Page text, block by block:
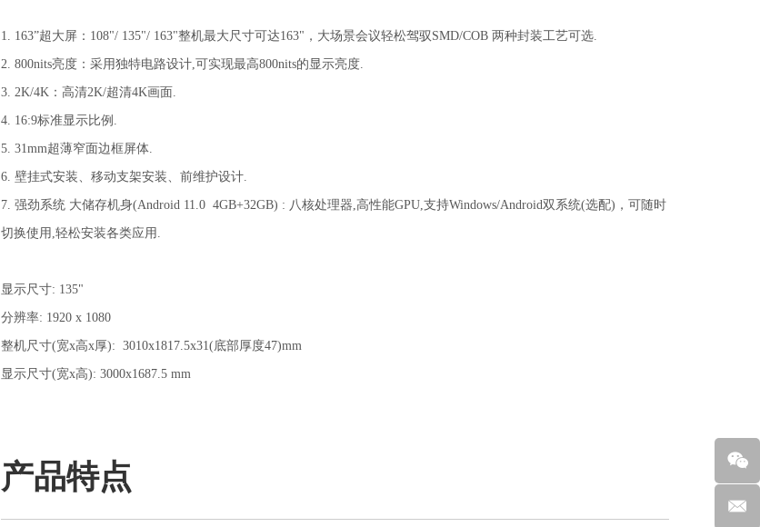
1. 163”超大屏：108"/ 135"/ 163"整机最大尺寸可达163"，大场景会议轻松驾驭SMD/COB 两种封装工艺可选.
2. 800nits亮度：采用独特电路设计,可实现最高800nits的显示亮度.
3. 2K/4K：高清2K/超清4K画面.
4. 16:9标准显示比例.
5. 31mm超薄窄面边框屏体.
6. 壁挂式安装、移动支架安装、前维护设计.
7. 强劲系统 大储存机身(Android 11.0 4GB+32GB) : 八核处理器,高性能GPU,支持Windows/Android双系统(选配)，可随时
切换使用,轻松安装各类应用.
显示尺寸: 135"
分辨率: 1920 x 1080
整机尺寸(宽x高x厚): 3010x1817.5x31(底部厚度47)mm
显示尺寸(宽x高): 3000x1687.5 mm
产品特点